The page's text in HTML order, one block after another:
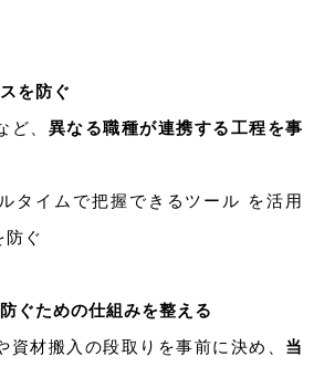
を防ぐ
、 異なる職種が連携する工程を事
タイムで把握できるツール を活用
防ぐ
ぐための仕組みを整える
資材搬入の段取りを事前に決め、 当